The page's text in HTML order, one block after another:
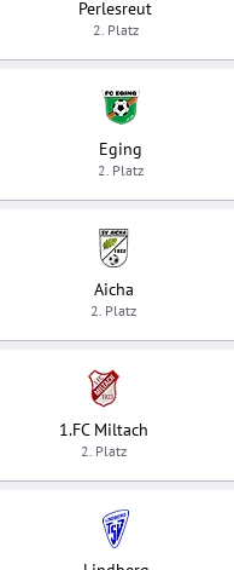
Perlesreut
2. Platz
Eging
2. Platz
Aicha
2. Platz
1.FC Miltach
2. Platz